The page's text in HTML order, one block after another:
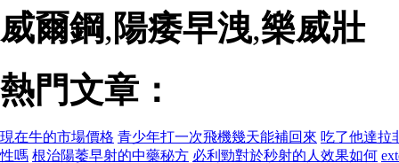
威爾鋼, 陽痿早洩,樂威壯
熱門文章：
現在牛的市場價格 青少年打一次飛機幾天能補回來 吃了他達拉
性嗎 根治陽萎早射的中藥秘方 必利勁對於秒射的人效果如何